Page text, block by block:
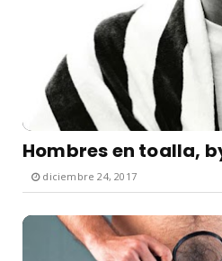
Hombres en toalla,
diciembre 24, 2017